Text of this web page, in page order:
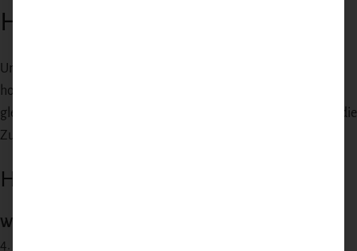
Handwerk trifft Bequemlichkeit
Unsere Pakete sind die Antwort auf zwei Wünsche gleichzeitig:
hochwertiges, handwerklich produziertes Fleisch – und
gleichzeitig Bequemlichkeit, ohne lange Recherche. Wir haben die
Zusammenstellung für Sie gemacht.
Häufige Fragen
Wie viele Personen?
4.